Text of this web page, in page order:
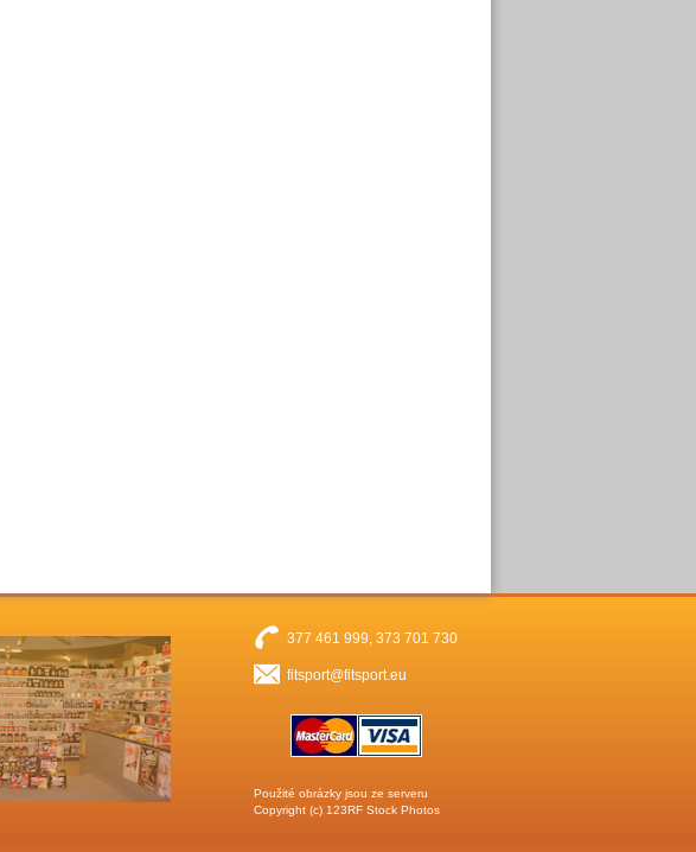
377 461 999, 373 701 730
fitsport@fitsport.eu
Použité obrázky jsou ze serveru
Copyright (c) 123RF Stock Photos